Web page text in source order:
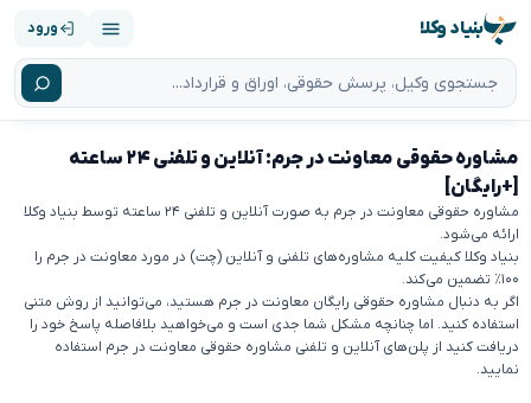
بنیاد وکلا ورود
مشاوره حقوقی معاونت در جرم: آنلاین و تلفنی ۲۴ ساعته
[+رایگان]
مشاوره حقوقی معاونت در جرم به صورت آنلاین و تلفنی ۲۴ ساعته توسط بنیاد وکلا
ارائه می‌شود.
بنیاد وکلا کیفیت کلیه مشاوره‌های تلفنی و آنلاین (چت) در مورد معاونت در جرم را
۱۰۰٪ تضمین می‌کند.
اگر به دنبال مشاوره حقوقی رایگان معاونت در جرم هستید، می‌توانید از روش متنی
استفاده کنید. اما چنانچه مشکل شما جدی است و می‌خواهید بلافاصله پاسخ خود را
دریافت کنید از پلن‌های آنلاین و تلفنی مشاوره حقوقی معاونت در جرم استفاده
نمایید.